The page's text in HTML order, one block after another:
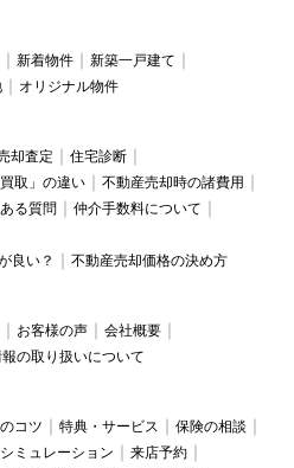
新着物件
新築一戸建て
オリジナル物件
却査定
住宅診断
取」の違い
不動産売却時の諸費用
る質問
仲介手数料について
良い？
不動産売却価格の決め方
お客様の声
会社概要
の取り扱いについて
コツ 特典・サービス
保険の相談
ミュレーション
来店予約